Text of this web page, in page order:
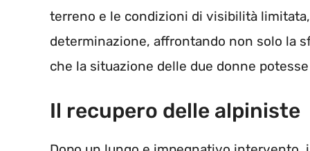
terreno e le condizioni di visibilità
determinazione, affrontando non solo la
che la situazione delle due donne
Il recupero delle alpiniste